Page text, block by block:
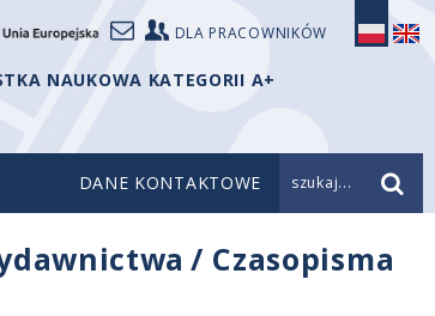
DLA PRACOWNIKÓW
NAUKOWA KATEGORII A+
DANE KONTAKTOWE szukaj...
/ Czasopisma